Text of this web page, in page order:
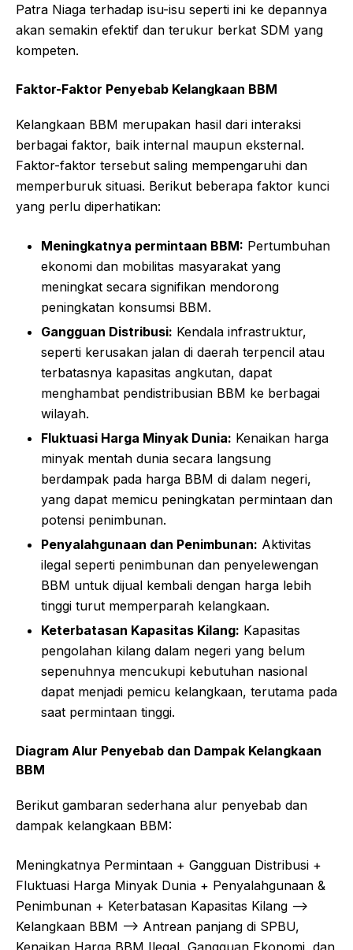
Patra Niaga terhadap isu-isu seperti ini ke depannya
akan semakin efektif dan terukur berkat SDM yang
kompeten.
Faktor-Faktor Penyebab Kelangkaan BBM
Kelangkaan BBM merupakan hasil dari interaksi
berbagai faktor, baik internal maupun eksternal.
Faktor-faktor tersebut saling mempengaruhi dan
memperburuk situasi. Berikut beberapa faktor kunci
yang perlu diperhatikan:
Meningkatnya permintaan BBM: Pertumbuhan
ekonomi dan mobilitas masyarakat yang
meningkat secara signifikan mendorong
peningkatan konsumsi BBM.
Gangguan Distribusi: Kendala infrastruktur,
seperti kerusakan jalan di daerah terpencil atau
terbatasnya kapasitas angkutan, dapat
menghambat pendistribusian BBM ke berbagai
wilayah.
Fluktuasi Harga Minyak Dunia: Kenaikan harga
minyak mentah dunia secara langsung
berdampak pada harga BBM di dalam negeri,
yang dapat memicu peningkatan permintaan dan
potensi penimbunan.
Penyalahgunaan dan Penimbunan: Aktivitas
ilegal seperti penimbunan dan penyelewengan
BBM untuk dijual kembali dengan harga lebih
tinggi turut memperparah kelangkaan.
Keterbatasan Kapasitas Kilang: Kapasitas
pengolahan kilang dalam negeri yang belum
sepenuhnya mencukupi kebutuhan nasional
dapat menjadi pemicu kelangkaan, terutama pada
saat permintaan tinggi.
Diagram Alur Penyebab dan Dampak Kelangkaan
BBM
Berikut gambaran sederhana alur penyebab dan
dampak kelangkaan BBM:
Meningkatnya Permintaan + Gangguan Distribusi +
Fluktuasi Harga Minyak Dunia + Penyalahgunaan &
Penimbunan + Keterbatasan Kapasitas Kilang —–>
Kelangkaan BBM —-> Antrean panjang di SPBU,